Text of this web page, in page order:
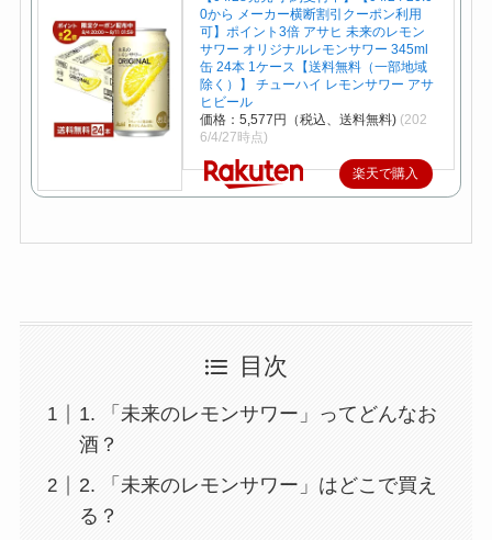
0から メーカー横断割引クーポン利用
可】ポイント3倍 アサヒ 未来のレモン
サワー オリジナルレモンサワー 345ml
缶 24本 1ケース【送料無料（一部地域
除く）】 チューハイ レモンサワー アサ
ヒビール
価格：5,577円（税込、送料無料) (202
6/4/27時点)
楽天で購入
目次
1. 「未来のレモンサワー」ってどんなお
酒？
2. 「未来のレモンサワー」はどこで買え
る？